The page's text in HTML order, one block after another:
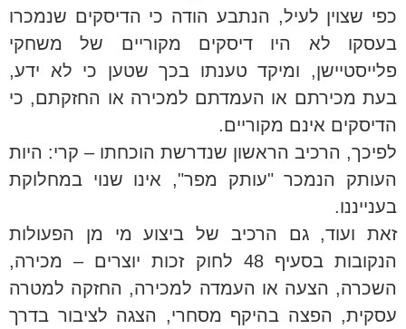
כפי שצוין לעיל, הנתבע הודה כי הדיסקים שנמכרו
בעסקו לא היו דיסקים מקוריים של משחקי
פלייסטיישן, ומיקד טענתו בכך שטען כי לא ידע,
בעת מכירתם או העמדתם למכירה או החזקתם, כי
הדיסקים אינם מקוריים.
לפיכך, הרכיב הראשון שנדרשת הוכחתו – קרי: היות
העותק הנמכר "עותק מפר", אינו שנוי במחלוקת
בענייננו.
זאת ועוד, גם הרכיב של ביצוע מי מן הפעולות
הנקובות בסעיף 48 לחוק זכות יוצרים – מכירה,
השכרה, הצעה או העמדה למכירה, החזקה למטרה
עסקית, הפצה בהיקף מסחרי, הצגה לציבור בדרך